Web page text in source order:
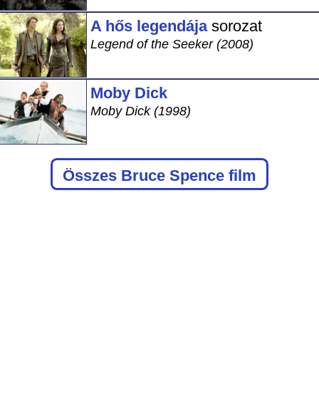
A hős legendájasorozat
Legend of the Seeker (2008)
Moby Dick
Moby Dick (1998)
Összes Bruce Spence film